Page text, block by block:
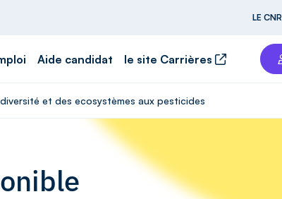
LE
Aide candidat le site Carrières
et des ecosystèmes aux pesticides